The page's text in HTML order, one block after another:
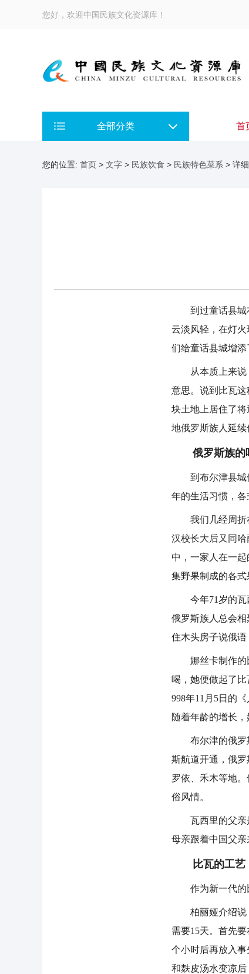
您好，欢迎中国民族文化资源库！
全部分类 首
您的位置: 首页 > 文字 > 民族饮食 > 民族特色菜系 > 详
到过童话县城布
云淡风轻，在灯
们给童话县城增添
从本质上来说，
意思。说到比瓦
块土地上居住了
地俄罗斯族人延续
俄罗斯族的
到布尔津县城俄
年的生活习惯，各
我们几经周折在
汉校长大后又同
中，一家人在一
集野果制成的各式
今年71岁的瓦西
俄罗斯族人总会
住木头房子说俄语
娜丝卡制作的比
喝，她便做起了
998年11月5日的
随着年龄的增长
布尔津的俄罗斯
斯航道开通，俄
罗依、禾木等地
俗风情。
瓦西里的父亲是
母亲跟着中国父
比瓦的工艺
作为新一代的比
柏丽娅介绍说，
需要15天。首先
个小时后再放入
和麸皮汤水变凉